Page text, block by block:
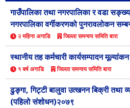
गाउँपालिका तथा नगरपालिका र वडा
नगरपालिका वर्गीकरणको पुनरावलोकन
२ महिना अगाडि जिल्ला समन्वय समिति बारा
स्थानीय तह कर्मचारी कार्यसम्पादन
१ बर्ष अगाडि जिल्ला समन्वय समिति बारा
ढुङ्गा, गिट्टी बालुवा उत्खनन बिक्री तथा
(पहिलो संशोधन)२०७९